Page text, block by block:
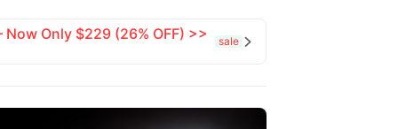
Now Only $229 (26% OFF) >> sale 